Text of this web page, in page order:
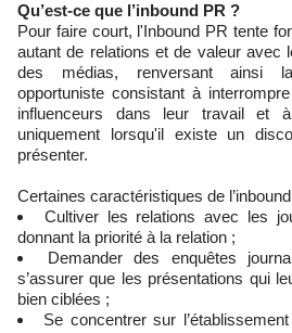
Qu’est-ce que l’inbound PR ?
Pour faire court, l'Inbound PR tente
autant de relations et de valeur avec
des médias, renversant ainsi la
opportuniste consistant à
influenceurs dans leur travail et
uniquement lorsqu'il existe un
présenter.
Certaines caractéristiques de
Cultiver les relations avec les
donnant la priorité à la relation ;
Demander des enquêtes
s’assurer que les présentations qui
bien ciblées ;
Se concentrer sur